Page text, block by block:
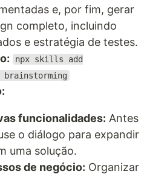
e, por fim, gerar
completo, incluindo
e estratégia de testes.
npx skills add
funcionalidades: Antes
o diálogo para expandir
uma solução.
de negócio: Organizar